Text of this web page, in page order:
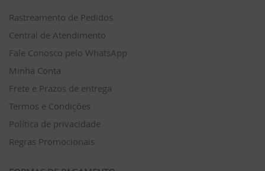
Rastreamento de Pedidos
Central de Atendimento
Fale Conosco pelo WhatsApp
Minha Conta
Frete e Prazos de entrega
Termos e Condições
Política de privacidade
Regras Promocionais